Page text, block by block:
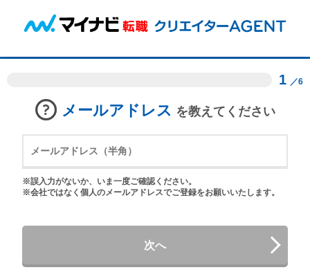
1 ／6
メールアドレス を教えてください
※誤入力がないか、いま一度ご確認ください。
※会社ではなく個人のメールアドレスでご登録をお願いいたします。
次へ